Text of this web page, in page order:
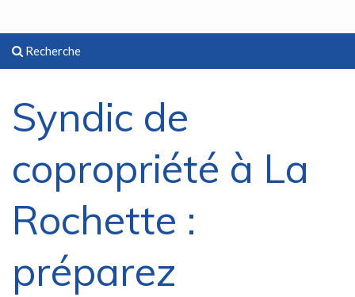
Recherche
Syndic de
copropriété à La
Rochette :
préparez